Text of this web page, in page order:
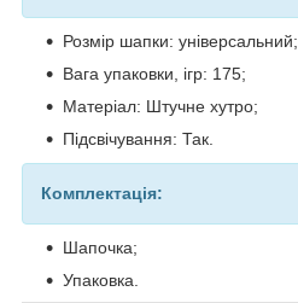
Розмір шапки: універсальний;
Вага упаковки, ігр: 175;
Матеріал: Штучне хутро;
Підсвічування: Так.
Комплектація:
Шапочка;
Упаковка.